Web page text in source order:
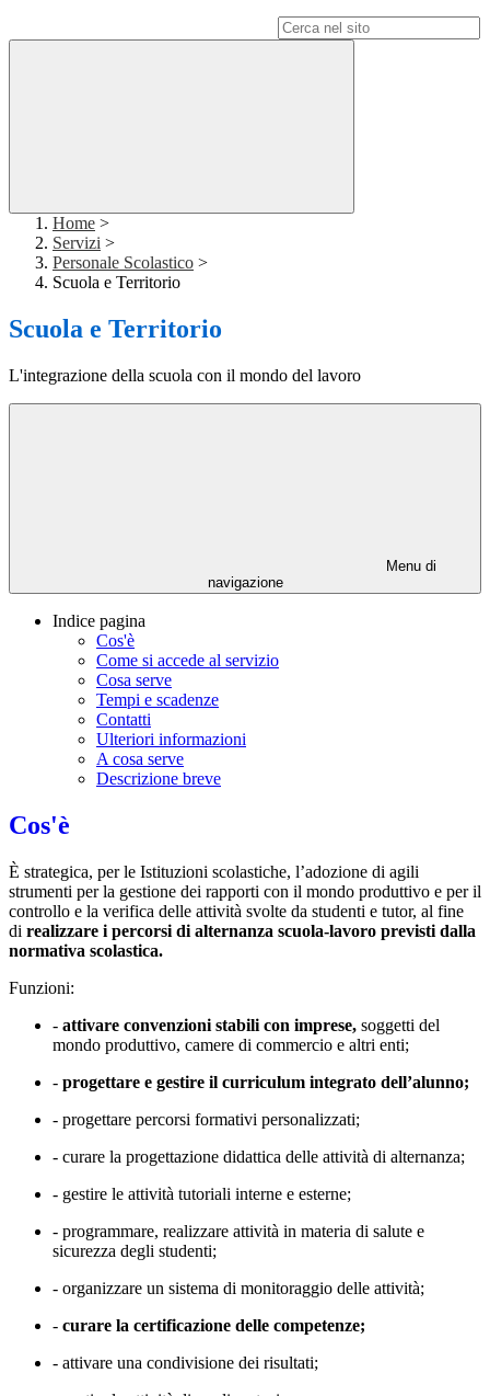
Home >
Servizi >
Personale Scolastico >
Scuola e Territorio
Scuola e Territorio
L'integrazione della scuola con il mondo del lavoro
Menu di
navigazione
Indice pagina
Cos'è
Come si accede al servizio
Cosa serve
Tempi e scadenze
Contatti
Ulteriori informazioni
A cosa serve
Descrizione breve
Cos'è
È strategica, per le Istituzioni scolastiche, l’adozione di agili
strumenti per la gestione dei rapporti con il mondo produttivo e per il
controllo e la verifica delle attività svolte da studenti e tutor, al fine
di realizzare i percorsi di alternanza scuola-lavoro previsti dalla
normativa scolastica.
Funzioni:
- attivare convenzioni stabili con imprese, soggetti del
mondo produttivo, camere di commercio e altri enti;
- progettare e gestire il curriculum integrato dell’alunno;
- progettare percorsi formativi personalizzati;
- curare la progettazione didattica delle attività di alternanza;
- gestire le attività tutoriali interne e esterne;
- programmare, realizzare attività in materia di salute e
sicurezza degli studenti;
- organizzare un sistema di monitoraggio delle attività;
- curare la certificazione delle competenze;
- attivare una condivisione dei risultati;